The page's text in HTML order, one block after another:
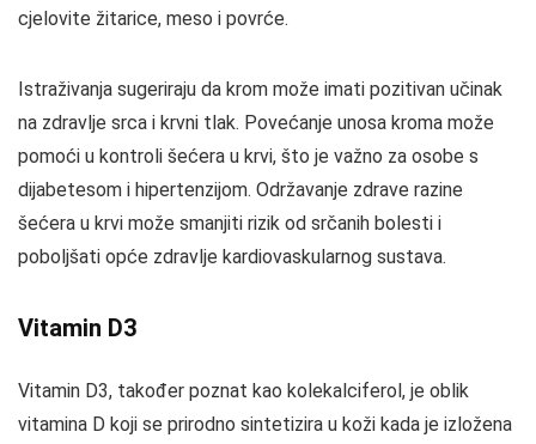
cjelovite žitarice, meso i povrće.
Istraživanja sugeriraju da krom može imati pozitivan učinak
na zdravlje srca i krvni tlak. Povećanje unosa kroma može
pomoći u kontroli šećera u krvi, što je važno za osobe s
dijabetesom i hipertenzijom. Održavanje zdrave razine
šećera u krvi može smanjiti rizik od srčanih bolesti i
poboljšati opće zdravlje kardiovaskularnog sustava.
Vitamin D3
Vitamin D3, također poznat kao kolekalciferol, je oblik
vitamina D koji se prirodno sintetizira u koži kada je izložena